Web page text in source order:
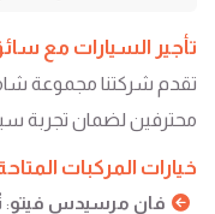
تأجير السيارات مع
تقدم شركتنا مجموعة
محترفين لضمان تجربة
خيارات المركبات
فان مرسيدس فيتو